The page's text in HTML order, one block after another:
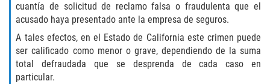
FAILURE TO PROVIDE
VIOLATION OF PROTECTIVE ORDER
DRIVING CRIMES
cuantía de solicitud de reclamo falsa o fraudulenta que el
acusado haya presentado ante la empresa de seguros.
A tales efectos, en el Estado de California este crimen puede
ser calificado como menor o grave, dependiendo de la suma
total defraudada que se desprenda de cada caso en
particular.